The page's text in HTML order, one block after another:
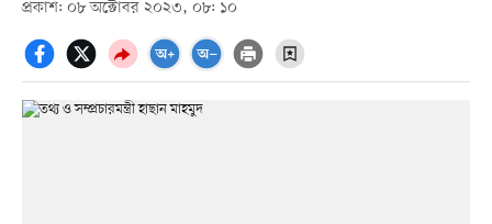
প্রকাশ: ০৮ অক্টোবর ২০২৩, ০৮: ১০